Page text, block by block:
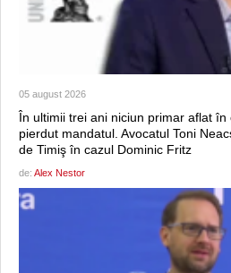
05 august 2026
În ultimii trei ani niciun primar aflat
pierdut mandatul. Avocatul Toni
de Timiş în cazul Dominic Fritz
de: Alex Nestor